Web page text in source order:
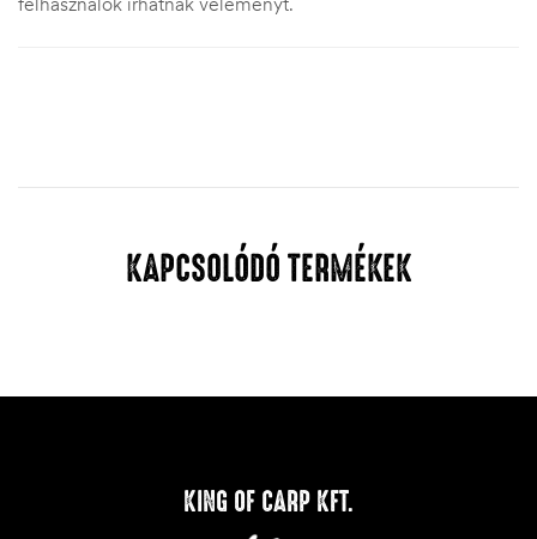
KAPCSOLÓDÓ TERMÉKEK
KING OF CARP KFT.